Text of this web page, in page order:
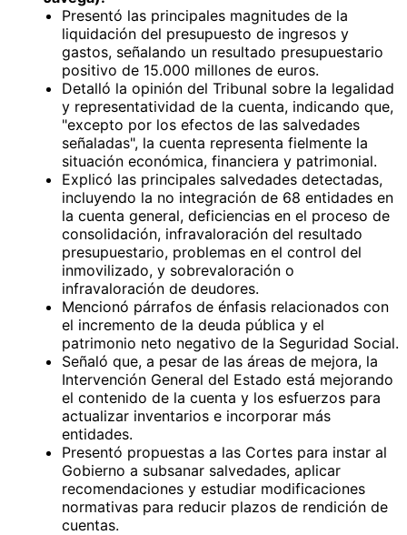
Presentó las principales magnitudes de la
liquidación del presupuesto de ingresos y
gastos, señalando un resultado presupuestario
positivo de 15.000 millones de euros.
Detalló la opinión del Tribunal sobre la legalidad
y representatividad de la cuenta, indicando que,
"excepto por los efectos de las salvedades
señaladas", la cuenta representa fielmente la
situación económica, financiera y patrimonial.
Explicó las principales salvedades detectadas,
incluyendo la no integración de 68 entidades en
la cuenta general, deficiencias en el proceso de
consolidación, infravaloración del resultado
presupuestario, problemas en el control del
inmovilizado, y sobrevaloración o
infravaloración de deudores.
Mencionó párrafos de énfasis relacionados con
el incremento de la deuda pública y el
patrimonio neto negativo de la Seguridad Social.
Señaló que, a pesar de las áreas de mejora, la
Intervención General del Estado está mejorando
el contenido de la cuenta y los esfuerzos para
actualizar inventarios e incorporar más
entidades.
Presentó propuestas a las Cortes para instar al
Gobierno a subsanar salvedades, aplicar
recomendaciones y estudiar modificaciones
normativas para reducir plazos de rendición de
cuentas.